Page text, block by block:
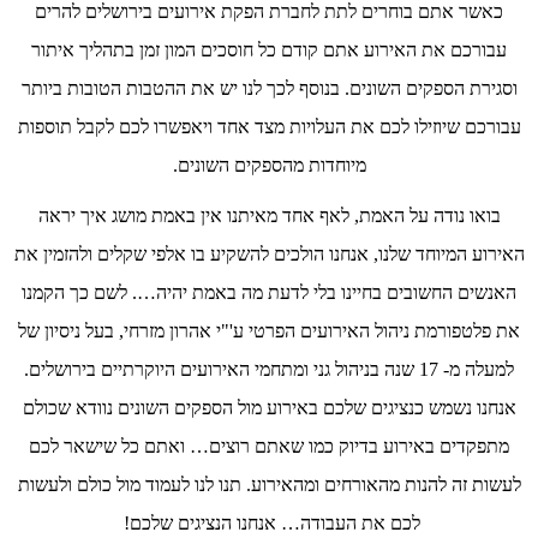
כאשר אתם בוחרים לתת לחברת הפקת אירועים בירושלים להרים
עבורכם את האירוע אתם קודם כל חוסכים המון זמן בתהליך איתור
וסגירת הספקים השונים. בנוסף לכך לנו יש את ההטבות הטובות ביותר
עבורכם שיוזילו לכם את העלויות מצד אחד ויאפשרו לכם לקבל תוספות
מיוחדות מהספקים השונים.
בואו נודה על האמת, לאף אחד מאיתנו אין באמת מושג איך יראה
האירוע המיוחד שלנו, אנחנו הולכים להשקיע בו אלפי שקלים ולהזמין את
האנשים החשובים בחיינו בלי לדעת מה באמת יהיה…. לשם כך הקמנו
את פלטפורמת ניהול האירועים הפרטי ע'"י אהרון מזרחי, בעל ניסיון של
למעלה מ- 17 שנה בניהול גני ומתחמי האירועים היוקרתיים בירושלים.
אנחנו נשמש כנציגים שלכם באירוע מול הספקים השונים נוודא שכולם
מתפקדים באירוע בדיוק כמו שאתם רוצים… ואתם כל שישאר לכם
לעשות זה להנות מהאורחים ומהאירוע. תנו לנו לעמוד מול כולם ולעשות
לכם את העבודה… אנחנו הנציגים שלכם!